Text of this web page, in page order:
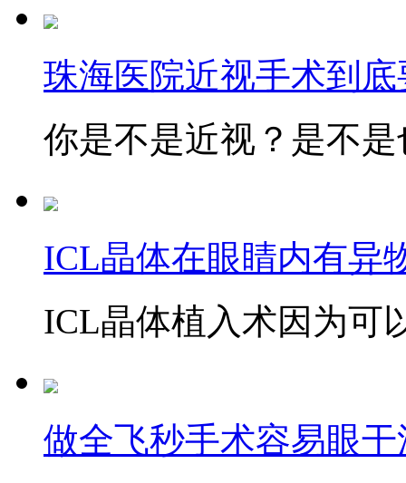
珠海医院近视手术到
你是不是近视？是不
ICL晶体在眼睛内有异
ICL晶体植入术因为可
做全飞秒手术容易眼